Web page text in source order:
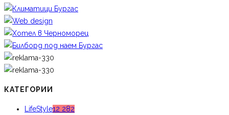
КАТЕГОРИИ
LifeStyle12 282